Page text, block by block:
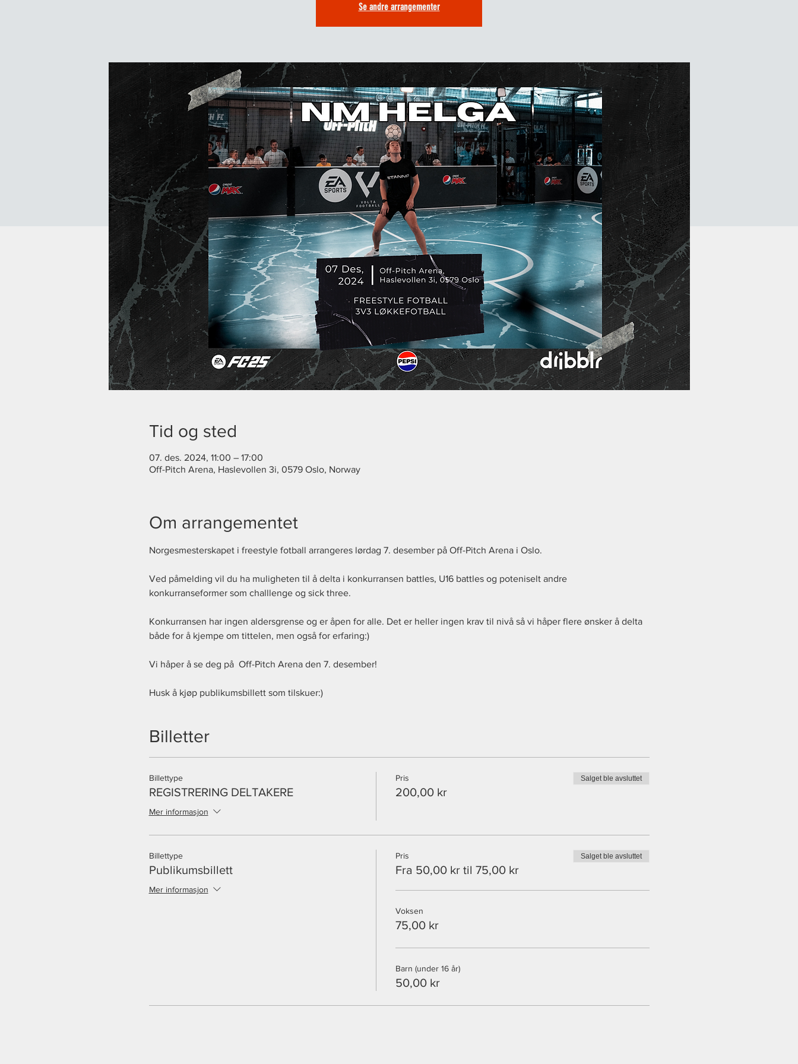
Se andre arrangementer
Tid og sted
07. des. 2024, 11:00 – 17:00
Off-Pitch Arena, Haslevollen 3i, 0579 Oslo, Norway
Om arrangementet
Norgesmesterskapet i freestyle fotball arrangeres lørdag 7. desember på Off-Pitch Arena i Oslo.
Ved påmelding vil du ha muligheten til å delta i konkurransen battles, U16 battles og poteniselt andre
konkurranseformer som challlenge og sick three.
Konkurransen har ingen aldersgrense og er åpen for alle. Det er heller ingen krav til nivå så vi håper flere ønsker å delta
både for å kjempe om tittelen, men også for erfaring:)
Vi håper å se deg på  Off-Pitch Arena den 7. desember!
Husk å kjøp publikumsbillett som tilskuer:)
Billetter
Billettype
REGISTRERING DELTAKERE
Mer informasjon
Pris
200,00 kr
Salget ble avsluttet
Billettype
Publikumsbillett
Mer informasjon
Pris
Fra 50,00 kr til 75,00 kr
Salget ble avsluttet
Voksen
75,00 kr
Barn (under 16 år)
50,00 kr